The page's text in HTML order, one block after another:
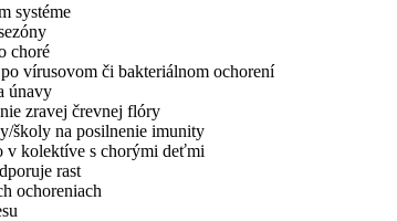
systéme
choré
vírusovom či bakteriálnom ochorení
únavy
zravej črevnej flóry
školy na posilnenie imunity
v kolektíve s chorými deťmi
rast
ochoreniach